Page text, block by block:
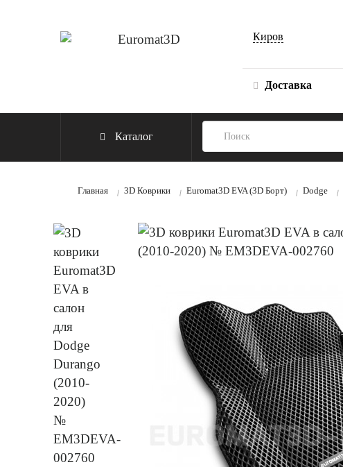
Киров
Доставка
Каталог
Главная 3D Коврики Euromat3D EVA (3D Борт) Dodge